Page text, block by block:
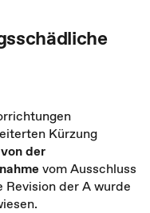
Kürzung
der
vom Ausschluss
Revision der A wurde